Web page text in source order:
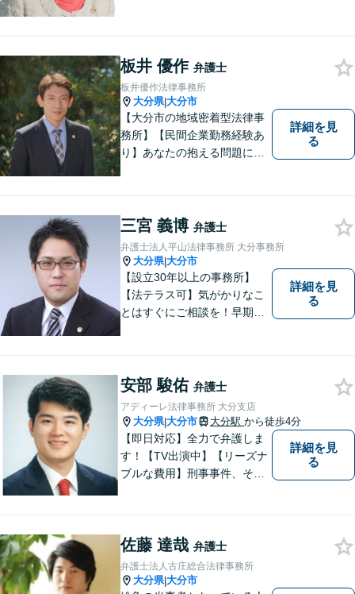
相談可】分かりやすい言葉
で、明確に判断をお示しし、
問題解決をサポートいたしま
す。
板井 優作 弁護士
板井優作法律事務所
大分県|大分市
【大分市の地域密着型法律事
務所】【民間企業勤務経験あ
り】あなたの抱える問題に、
もに対応可！お気軽にご相談
ください。【英語対応◎】
詳細を見
る
三宮 義博 弁護士
弁護士法人平山法律事務所 大分事務所
大分県|大分市
【設立30年以上の事務所】
【法テラス可】気がかりなこ
とはすぐにご相談を！早期対
など幅広い問題に柔軟に対応
いたします。【駐車場あり】
詳細を見
る
安部 駿佑 弁護士
アディーレ法律事務所 大分支店
大分県|大分市 大分駅 から徒歩4分
【即日対応】全力で弁護しま
す！【TV出演中】【リーズナ
ブルな費用】刑事事件、その
分駅４分】
詳細を見
る
佐藤 達哉 弁護士
弁護士法人古庄総合法律事務所
大分県|大分市